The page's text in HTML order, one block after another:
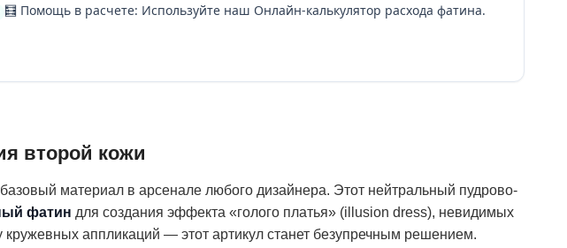
🧮 Помощь в расчете: Используйте наш Онлайн-калькулятор расхода фатина.
второй кожи
материал в арсенале любого дизайнера. Этот нейтральный пудрово-
фатин для создания эффекта «голого платья» (illusion dress), невидимых
аппликаций — этот артикул станет безупречным решением.